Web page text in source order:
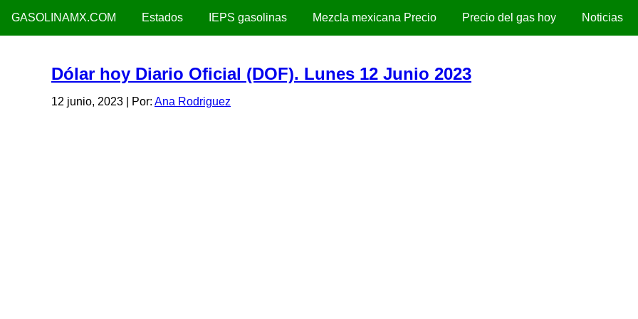
GASOLINAMX.COM Estados IEPS gasolinas Mezcla mexicana Precio Precio del gas hoy Noticias
Dólar hoy Diario Oficial (DOF). Lunes 12 Junio 2023
12 junio, 2023 | Por: Ana Rodriguez